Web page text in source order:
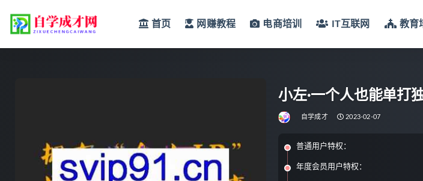
首页 网赚教程 电商培训 IT互联网 教育
小左·一个人也能单打
自学成才 2023-02-07
普通用户特权：
年度会员用户特权：